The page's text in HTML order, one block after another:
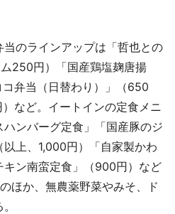
のラインアップは「哲也との
250円）「国産鶏塩麹唐揚
弁当（日替わり）」（650
など。イートインの定食メニ
ンバーグ定食」「国産豚のジ
上、1,000円）「自家製かわ
キン南蛮定食」（900円）など
ほか、無農薬野菜やみそ、ド